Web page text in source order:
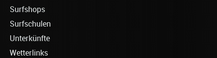
Surfshops
Surfschulen
Unterkünfte
Wetterlinks